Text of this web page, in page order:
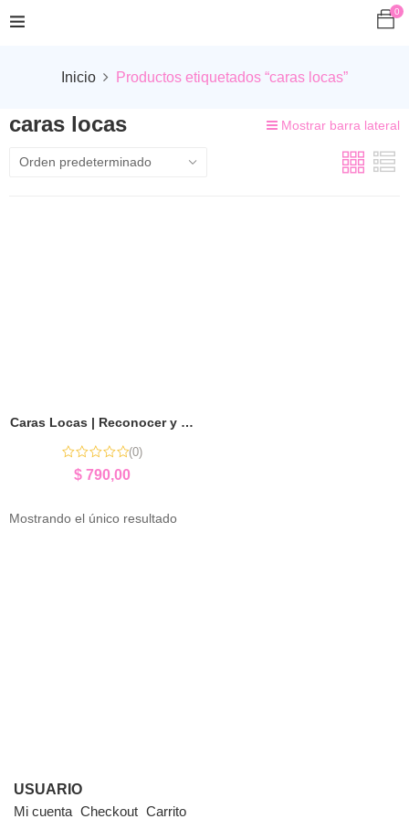
0
Inicio Productos etiquetados “caras locas”
caras locas Mostrar barra lateral
Caras Locas | Reconocer y Expresar Emociones
(0)
$ 790,00
Mostrando el único resultado
USUARIO
Mi cuenta Checkout Carrito